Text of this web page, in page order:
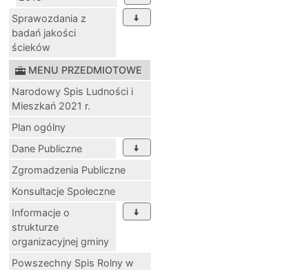
Sprawozdania z
badań jakości
ścieków
MENU PRZEDMIOTOWE
Narodowy Spis Ludności i
Mieszkań 2021 r.
Plan ogólny
Dane Publiczne
Zgromadzenia Publiczne
Konsultacje Społeczne
Informacje o
strukturze
organizacyjnej gminy
Powszechny Spis Rolny w